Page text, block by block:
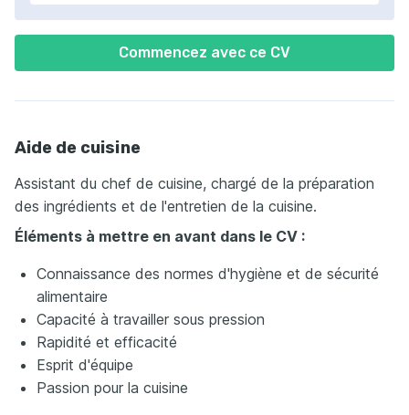
Commencez avec ce CV
Aide de cuisine
Assistant du chef de cuisine, chargé de la préparation
des ingrédients et de l'entretien de la cuisine.
Éléments à mettre en avant dans le CV :
Connaissance des normes d'hygiène et de sécurité
alimentaire
Capacité à travailler sous pression
Rapidité et efficacité
Esprit d'équipe
Passion pour la cuisine